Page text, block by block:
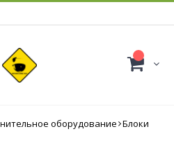
оборудование Блоки